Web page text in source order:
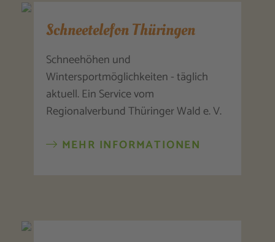
Schneetelefon Thüringen
Schneehöhen und
Wintersportmöglichkeiten - täglich
aktuell. Ein Service vom
Regionalverbund Thüringer Wald e. V.
MEHR INFORMATIONEN